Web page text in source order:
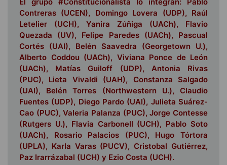
El grupo #Constitucionalista lo integran: Pablo
Contreras (UCEN), Domingo Lovera (UDP), Raúl
Letelier (UCH), Yanira Zúñiga (UACh), Flavio
Quezada (UV), Felipe Paredes (UACh), Pascual
Cortés (UAI), Belén Saavedra (Georgetown U.),
Alberto Coddou (UACh), Viviana Ponce de León
(UACh), Matías Guiloff (UDP), Antonia Rivas
(PUC), Lieta Vivaldi (UAH), Constanza Salgado
(UAI), Belén Torres (Northwestern U.), Claudio
Fuentes (UDP), Diego Pardo (UAI), Julieta Suárez-
Cao (PUC), Valeria Palanza (PUC), Jorge Contesse
(Rutgers U.), Flavia Carbonell (UCH), Pablo Soto
(UACh), Rosario Palacios (PUC), Hugo Tórtora
(UPLA), Karla Varas (PUCV), Cristobal Gutiérrez,
Paz Irarrázabal (UCH) y Ezio Costa (UCH).